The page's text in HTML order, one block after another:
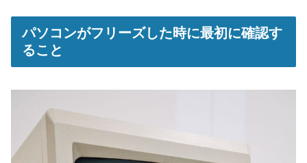
パソコンがフリーズした時に最初に確認す
ること